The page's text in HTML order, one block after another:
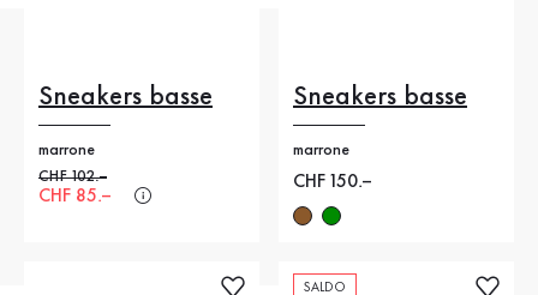
Sneakers basse
marrone
Prezzo precedente
CHF 102.–
Nuovo prezzo
CHF 85.–
Sneakers basse
marrone
Nuovo prezzo
CHF 150.–
SALDO